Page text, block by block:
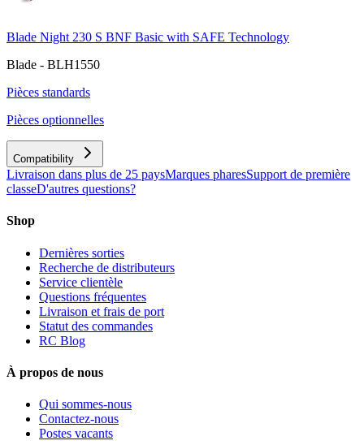
Blade Night 230 S BNF Basic with SAFE Technology
Blade - BLH1550
Pièces standards
Pièces optionnelles
Compatibility
Livraison dans plus de 25 paysMarques pharesSupport de première
classeD'autres questions?
Shop
Dernières sorties
Recherche de distributeurs
Service clientèle
Questions fréquentes
Livraison et frais de port
Statut des commandes
RC Blog
À propos de nous
Qui sommes-nous
Contactez-nous
Postes vacants